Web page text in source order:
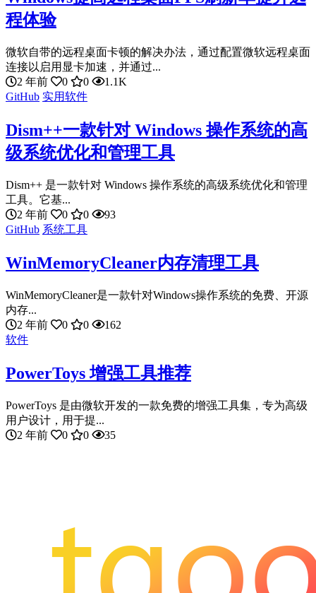
程体验
微软自带的远程桌面卡顿的解决办法，通过配置微软远程桌面
连接以启用显卡加速，并通过...
2 年前
0 0
1.1K
GitHub 实用软件
Dism++一款针对 Windows 操作系统的高
级系统优化和管理工具
Dism++ 是一款针对 Windows 操作系统的高级系统优化和管理
工具。它基...
2 年前
0 0
93
GitHub 系统工具
WinMemoryCleaner内存清理工具
WinMemoryCleaner是一款针对Windows操作系统的免费、开源
内存...
2 年前
0 0
162
软件
PowerToys 增强工具推荐
PowerToys 是由微软开发的一款免费的增强工具集，专为高级
用户设计，用于提...
2 年前
0 0 35